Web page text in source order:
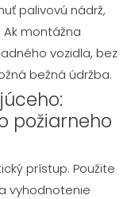
palivovú nádrž,
montážna
vozidla, bez
bežná údržba.
požiarneho
prístup. Použite
vyhodnotenie